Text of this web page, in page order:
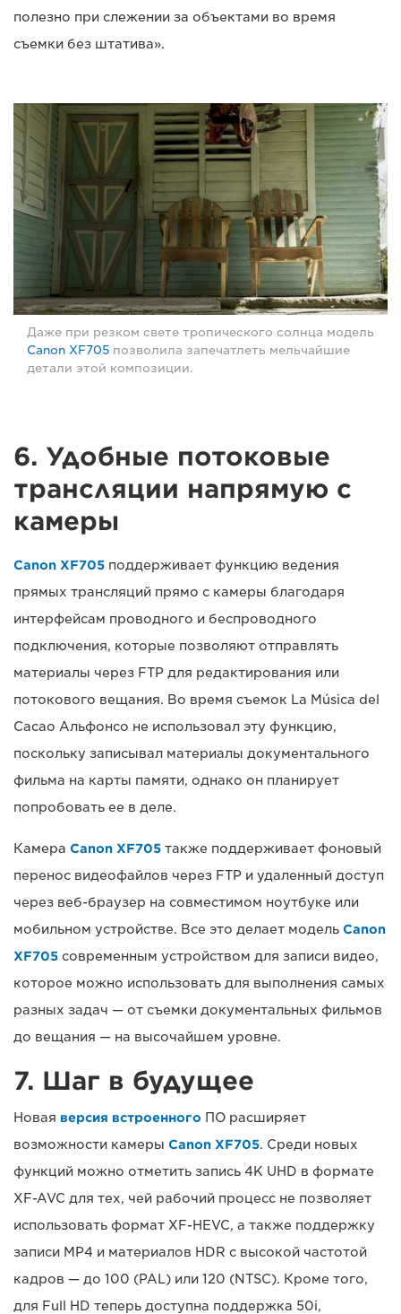
полезно при слежении за объектами во время
съемки без штатива».
Даже при резком свете тропического солнца модель
Canon XF705 позволила запечатлеть мельчайшие
детали этой композиции.
6. Удобные потоковые
трансляции напрямую с
камеры
Canon XF705 поддерживает функцию ведения
прямых трансляций прямо с камеры благодаря
интерфейсам проводного и беспроводного
подключения, которые позволяют отправлять
материалы через FTP для редактирования или
потокового вещания. Во время съемок La Música del
Cacao Альфонсо не использовал эту функцию,
поскольку записывал материалы документального
фильма на карты памяти, однако он планирует
попробовать ее в деле.
Камера Canon XF705 также поддерживает фоновый
перенос видеофайлов через FTP и удаленный доступ
через веб-браузер на совместимом ноутбуке или
мобильном устройстве. Все это делает модель Canon
XF705 современным устройством для записи видео,
которое можно использовать для выполнения самых
разных задач — от съемки документальных фильмов
до вещания — на высочайшем уровне.
7. Шаг в будущее
Новая версия встроенного ПО расширяет
возможности камеры Canon XF705. Среди новых
функций можно отметить запись 4K UHD в формате
XF-AVC для тех, чей рабочий процесс не позволяет
использовать формат XF-HEVC, а также поддержку
записи MP4 и материалов HDR с высокой частотой
кадров — до 100 (PAL) или 120 (NTSC). Кроме того,
для Full HD теперь доступна поддержка 50i,